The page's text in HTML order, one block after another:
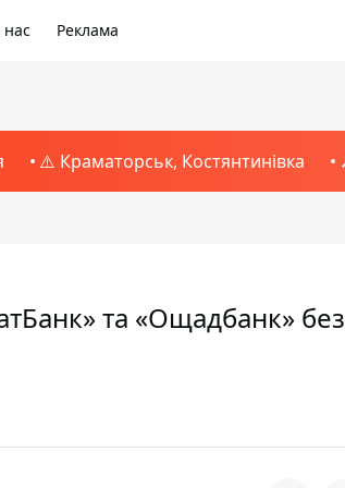
Реклама
⚠️ Краматорськ, Костянтинівка
та «Ощадбанк» без